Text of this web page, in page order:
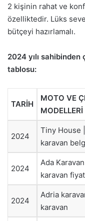
2 kişinin rahat ve
özelliktedir. Lüks
bütçeyi hazırlamalı.
2024 yılı
tablosu:
TARİH
MOTO VE
MODELLERİ
2024
Tiny House
karavan
2024
Ada
karavan
2024
Adria
karavan